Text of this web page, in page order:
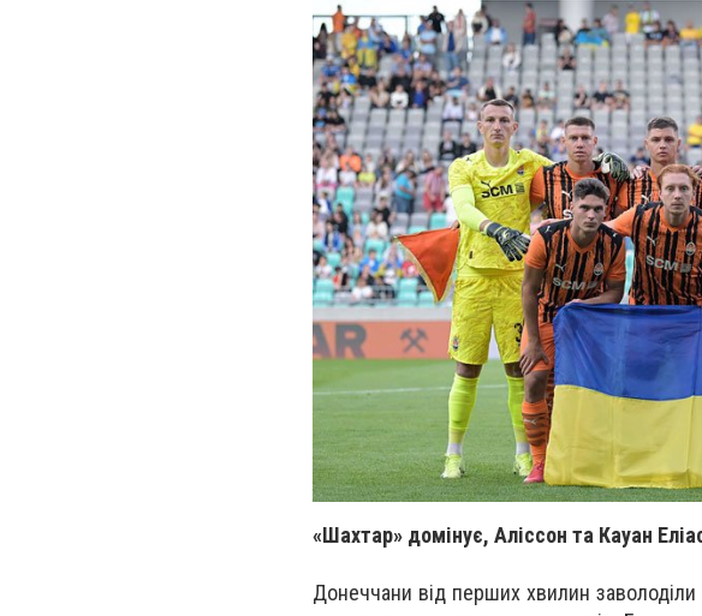
«Шахтар» домінує, Аліссон та Кауан
Донеччани від перших хвилин